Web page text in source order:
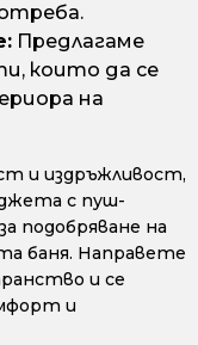
Предлагаме
които да се
на
и издръжливост,
с пуш-
подобряване на
баня. Направете
и се
и